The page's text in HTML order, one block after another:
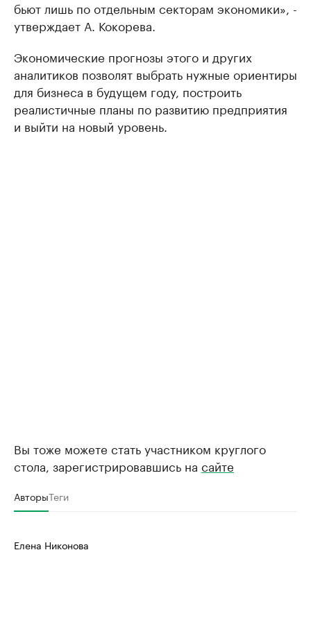
бьют лишь по отдельным секторам экономики», -
утверждает А. Кокорева.
Экономические прогнозы этого и других
аналитиков позволят выбрать нужные ориентиры
для бизнеса в будущем году, построить
реалистичные планы по развитию предприятия
и выйти на новый уровень.
Вы тоже можете стать участником круглого
стола, зарегистрировавшись на сайте
АвторыТеги
Елена Никонова